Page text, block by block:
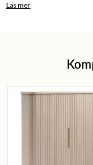
Läs mer